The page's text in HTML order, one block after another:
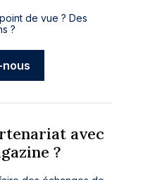
de vue ? Des
?
avec
?